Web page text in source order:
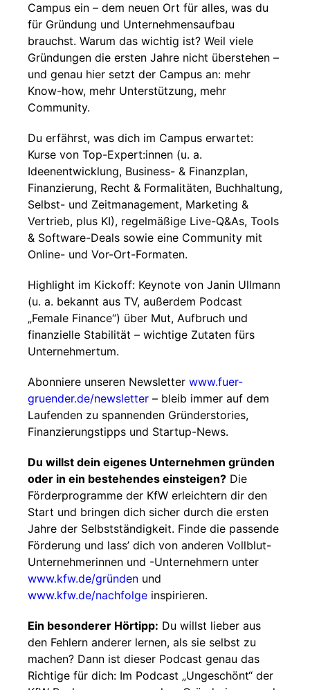
Campus ein – dem neuen Ort für alles, was du
für Gründung und Unternehmensaufbau
brauchst. Warum das wichtig ist? Weil viele
Gründungen die ersten Jahre nicht überstehen –
und genau hier setzt der Campus an: mehr
Know-how, mehr Unterstützung, mehr
Community.
Du erfährst, was dich im Campus erwartet:
Kurse von Top-Expert:innen (u. a.
Ideenentwicklung, Business- & Finanzplan,
Finanzierung, Recht & Formalitäten, Buchhaltung,
Selbst- und Zeitmanagement, Marketing &
Vertrieb, plus KI), regelmäßige Live-Q&As, Tools
& Software-Deals sowie eine Community mit
Online- und Vor-Ort-Formaten.
Highlight im Kickoff: Keynote von Janin Ullmann
(u. a. bekannt aus TV, außerdem Podcast
„Female Finance“) über Mut, Aufbruch und
finanzielle Stabilität – wichtige Zutaten fürs
Unternehmertum.
Abonniere unseren Newsletter www.fuer-
gruender.de/newsletter – bleib immer auf dem
Laufenden zu spannenden Gründerstories,
Finanzierungstipps und Startup-News.
Du willst dein eigenes Unternehmen gründen
oder in ein bestehendes einsteigen? Die
Förderprogramme der KfW erleichtern dir den
Start und bringen dich sicher durch die ersten
Jahre der Selbstständigkeit. Finde die passende
Förderung und lass’ dich von anderen Vollblut-
Unternehmerinnen und -Unternehmern unter
www.kfw.de/gründen und
www.kfw.de/nachfolge inspirieren.
Ein besonderer Hörtipp: Du willst lieber aus
den Fehlern anderer lernen, als sie selbst zu
machen? Dann ist dieser Podcast genau das
Richtige für dich: Im Podcast „Ungeschönt“ der